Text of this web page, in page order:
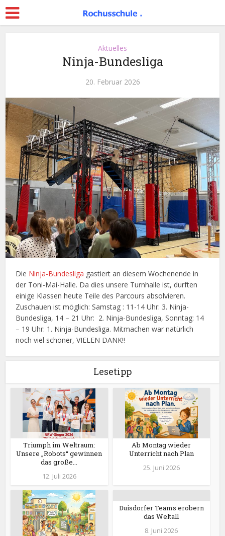
Aktuelles
Ninja-Bundesliga
20. Februar 2026
Die Ninja-Bundesliga gastiert an diesem Wochenende in
der Toni-Mai-Halle. Da dies unsere Turnhalle ist, durften
einige Klassen heute Teile des Parcours absolvieren.
Zuschauen ist möglich: Samstag : 11-14 Uhr: 3. Ninja-
Bundesliga, 14 – 21 Uhr: 2. Ninja-Bundesliga, Sonntag: 14
– 19 Uhr: 1. Ninja-Bundesliga. Mitmachen war natürlich
noch viel schöner, VIELEN DANK!!
Lesetipp
Triumph im Weltraum:
Unsere „Robots“ gewinnen
das große...
12. Juli 2026
Ab Montag wieder
Unterricht nach Plan
25. Juni 2026
Duisdorfer Teams erobern
das Weltall
8. Juni 2026